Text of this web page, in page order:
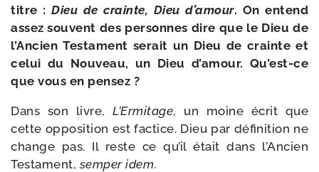
titre : Dieu de crainte, Dieu d’amour. On entend
assez sou­vent des per­sonnes dire que le Dieu de
l’Ancien Testament serait un Dieu de crainte et
celui du Nouveau, un Dieu d’amour. Qu’est-ce
que vous en pensez ?
Dans son livre, L’Ermitage, un moine écrit que
cette oppo­si­tion est fac­tice. Dieu par défi­ni­tion ne
change pas. Il reste ce qu’il était dans l’Ancien
Testament,sem­per idem.